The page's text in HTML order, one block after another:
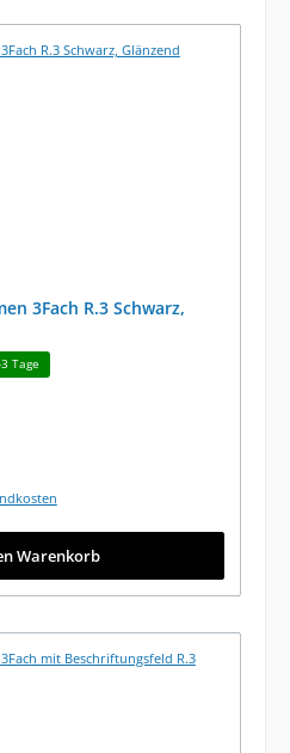
3Fach R.3 Schwarz,
Tage
Warenkorb